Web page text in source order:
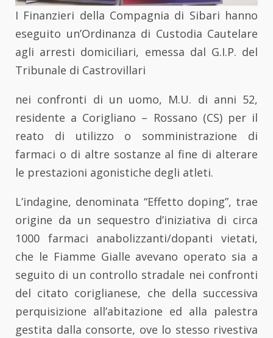
I Finanzieri della Compagnia di Sibari hanno
eseguito un’Ordinanza di Custodia Cautelare
agli arresti domiciliari, emessa dal G.I.P. del
Tribunale di Castrovillari
nei confronti di un uomo, M.U. di anni 52,
residente a Corigliano – Rossano (CS) per il
reato di utilizzo o somministrazione di
farmaci o di altre sostanze al fine di alterare
le prestazioni agonistiche degli atleti.
L’indagine, denominata “Effetto doping”, trae
origine da un sequestro d’iniziativa di circa
1000 farmaci anabolizzanti/dopanti vietati,
che le Fiamme Gialle avevano operato sia a
seguito di un controllo stradale nei confronti
del citato coriglianese, che della successiva
perquisizione all’abitazione ed alla palestra
gestita dalla consorte, ove lo stesso rivestiva